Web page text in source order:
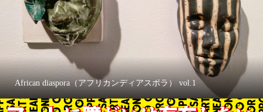
African diaspora（アフリカンディアスポラ） vol.1